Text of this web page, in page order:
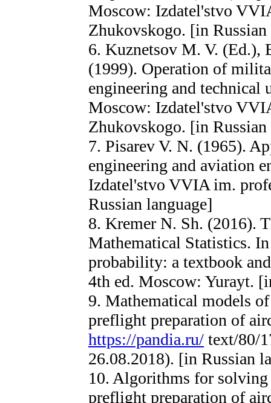
Moscow: Izdatel'stvo
Zhukovskogo. [in Russian
6. Kuznetsov M. V. (Ed.),
(1999). Operation of
engineering and
Moscow: Izdatel'stvo
Zhukovskogo. [in Russian
7. Pisarev V. N. (1965).
engineering and aviation
Izdatel'stvo VVIA im.
Russian language]
8. Kremer N. Sh. (2016).
Mathematical Statistics.
probability: a textbook
4th ed. Moscow: Yurayt.
9. Mathematical models
preflight preparation of
https://pandia.ru/ text/80/
26.08.2018). [in Russian
10. Algorithms for
preflight preparation of